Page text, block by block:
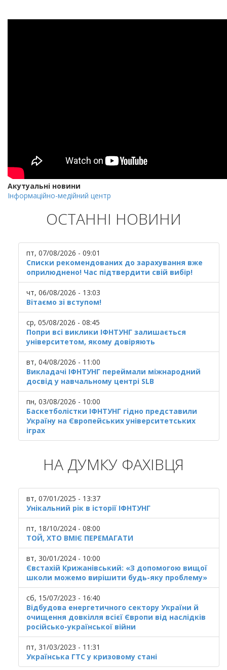
Акутуальні новини
Інформаційно-медійний центр
ОСТАННІ НОВИНИ
пт, 07/08/2026 - 09:01
Списки рекомендованих до зарахування вже
оприлюднено! Час підтвердити свій вибір!
чт, 06/08/2026 - 13:03
Вітаємо зі вступом!
ср, 05/08/2026 - 08:45
Попри всі виклики ІФНТУНГ залишається
університетом, якому довіряють
вт, 04/08/2026 - 11:00
Викладачі ІФНТУНГ переймали міжнародний
досвід у навчальному центрі SLB
пн, 03/08/2026 - 10:00
Баскетболістки ІФНТУНГ гідно представили
Україну на Європейських університетських
іграх
НА ДУМКУ ФАХІВЦЯ
вт, 07/01/2025 - 13:37
Унікальний рік в історії ІФНТУНГ
пт, 18/10/2024 - 08:00
ТОЙ, ХТО ВМІЄ ПЕРЕМАГАТИ
вт, 30/01/2024 - 10:00
Євстахій Крижанівський: «З допомогою вищої
школи можемо вирішити будь-яку проблему»
сб, 15/07/2023 - 16:40
Відбудова енергетичного сектору України й
очищення довкілля всієї Європи від наслідків
російсько-української війни
пт, 31/03/2023 - 11:31
Українська ГТС у кризовому стані